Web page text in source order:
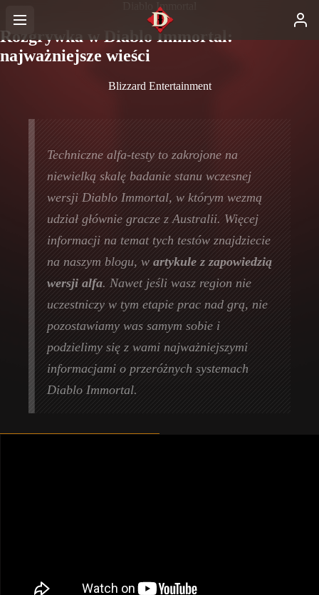
Diablo Immortal
Rozgrywka w Diablo Immortal:
najważniejsze wieści
Blizzard Entertainment
Techniczne alfa-testy to zakrojone na
niewielką skalę badanie stanu wczesnej
wersji Diablo Immortal, w którym wezmą
udział głównie gracze z Australii. Więcej
informacji na temat tych testów znajdziecie
na naszym blogu, wartykule z zapowiedzią
wersji alfa. Nawet jeśli wasz region nie
uczestniczy w tym etapie prac nad grą, nie
pozostawiamy was samym sobie i
podzielimy się z wami najważniejszymi
informacjami o przeróżnych systemach
Diablo Immortal.